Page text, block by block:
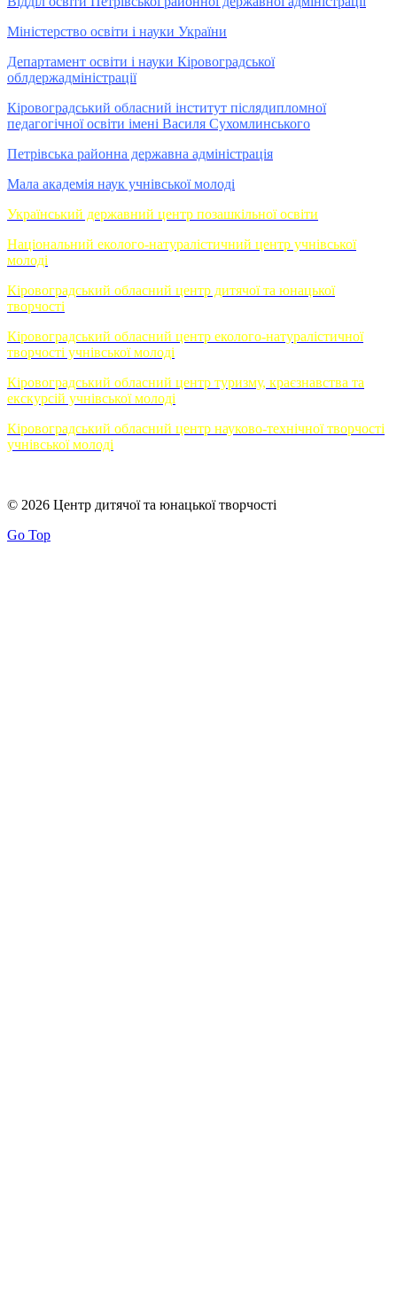
Міністерство освіти і науки України
Департамент освіти і науки Кіровоградської
облдержадміністрації
Кіровоградський обласний інститут післядипломної
педагогічної освіти імені Василя Сухомлинського
Петрівська районна державна адміністрація
Мала академія наук учнівської молоді
Український державний центр позашкільної освіти
Національний еколого-натуралістичний центр учнівської
молоді
Кіровоградський обласний центр дитячої та юнацької
творчості
Кіровоградський обласний центр еколого-натуралістичної
творчості учнівської молоді
Кіровоградський обласний центр туризму, краєзнавства та
екскурсій учнівської молоді
Кіровоградський обласний центр науково-технічної творчості
учнівської молоді
© 2026 Центр дитячої та юнацької творчості
Go Top